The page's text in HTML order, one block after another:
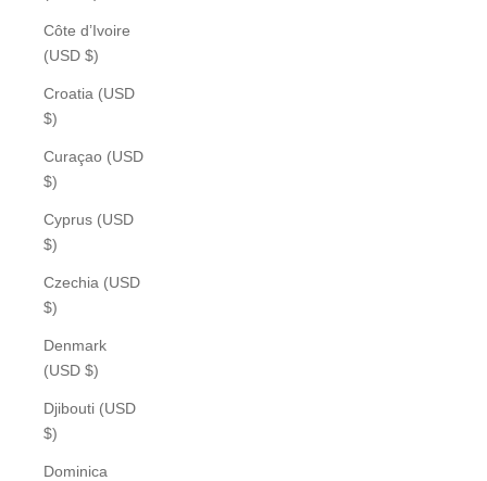
Côte d’Ivoire
(USD $)
Croatia (USD
$)
Curaçao (USD
$)
Cyprus (USD
$)
Czechia (USD
$)
Denmark
(USD $)
Djibouti (USD
$)
Dominica